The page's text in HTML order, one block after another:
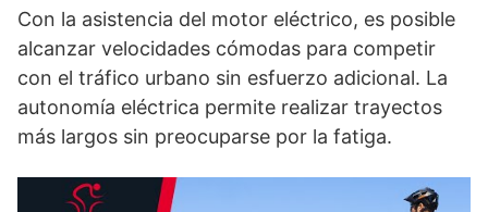
Con la asistencia del motor eléctrico, es posible
alcanzar velocidades cómodas para competir
con el tráfico urbano sin esfuerzo adicional. La
autonomía eléctrica permite realizar trayectos
más largos sin preocuparse por la fatiga.